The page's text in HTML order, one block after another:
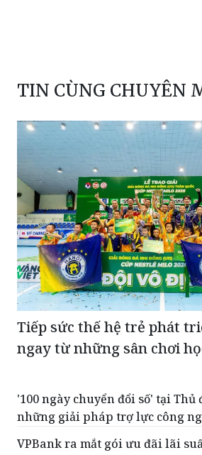
TIN CÙNG CHUYÊN
Tiếp sức thế hệ trẻ phát
ngay từ những sân chơi
'100 ngày chuyển đổi số' tại Thủ
những giải pháp trợ lực công
VPBank ra mắt gói ưu đãi lãi